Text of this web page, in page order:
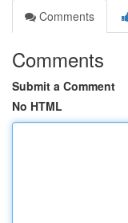
Comments
Comments
Submit a Comment
No HTML